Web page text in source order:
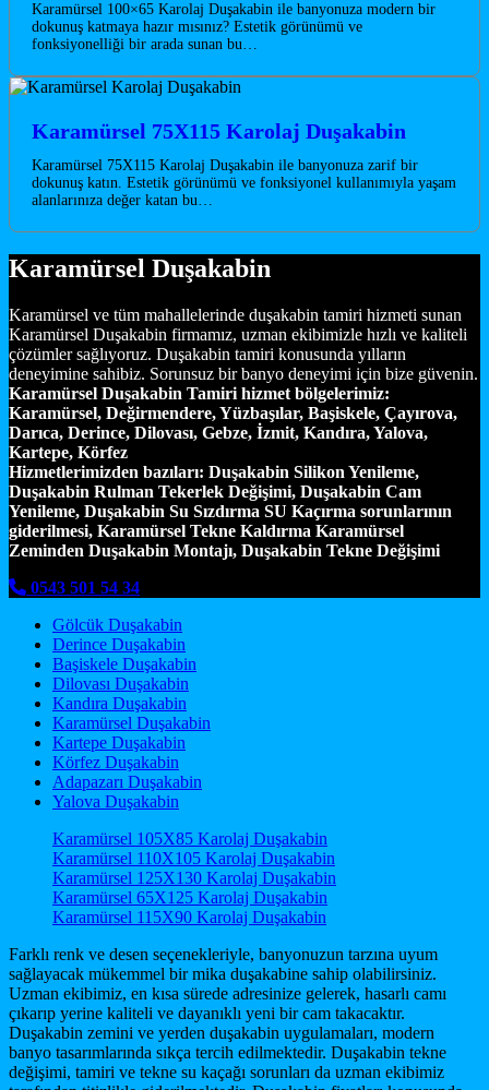
Karamürsel 100×65 Karolaj Duşakabin ile banyonuza modern bir
dokunuş katmaya hazır mısınız? Estetik görünümü ve
fonksiyonelliği bir arada sunan bu…
Karamürsel 75X115 Karolaj Duşakabin
Karamürsel 75X115 Karolaj Duşakabin ile banyonuza zarif bir
dokunuş katın. Estetik görünümü ve fonksiyonel kullanımıyla yaşam
alanlarınıza değer katan bu…
Karamürsel Duşakabin
Karamürsel ve tüm mahallelerinde duşakabin tamiri hizmeti sunan
Karamürsel Duşakabin firmamız, uzman ekibimizle hızlı ve kaliteli
çözümler sağlıyoruz. Duşakabin tamiri konusunda yılların
deneyimine sahibiz. Sorunsuz bir banyo deneyimi için bize güvenin.
Karamürsel Duşakabin Tamiri hizmet bölgelerimiz:
Karamürsel, Değirmendere, Yüzbaşılar, Başiskele, Çayırova,
Darıca, Derince, Dilovası, Gebze, İzmit, Kandıra, Yalova,
Kartepe, Körfez
Hizmetlerimizden bazıları: Duşakabin Silikon Yenileme,
Duşakabin Rulman Tekerlek Değişimi, Duşakabin Cam
Yenileme, Duşakabin Su Sızdırma SU Kaçırma sorunlarının
giderilmesi, Karamürsel Tekne Kaldırma Karamürsel
Zeminden Duşakabin Montajı, Duşakabin Tekne Değişimi
0543 501 54 34
Gölcük Duşakabin
Derince Duşakabin
Başiskele Duşakabin
Dilovası Duşakabin
Kandıra Duşakabin
Karamürsel Duşakabin
Kartepe Duşakabin
Körfez Duşakabin
Adapazarı Duşakabin
Yalova Duşakabin
Karamürsel 105X85 Karolaj Duşakabin
Karamürsel 110X105 Karolaj Duşakabin
Karamürsel 125X130 Karolaj Duşakabin
Karamürsel 65X125 Karolaj Duşakabin
Karamürsel 115X90 Karolaj Duşakabin
Farklı renk ve desen seçenekleriyle, banyonuzun tarzına uyum
sağlayacak mükemmel bir mika duşakabine sahip olabilirsiniz.
Uzman ekibimiz, en kısa sürede adresinize gelerek, hasarlı camı
çıkarıp yerine kaliteli ve dayanıklı yeni bir cam takacaktır.
Duşakabin zemini ve yerden duşakabin uygulamaları, modern
banyo tasarımlarında sıkça tercih edilmektedir. Duşakabin tekne
değişimi, tamiri ve tekne su kaçağı sorunları da uzman ekibimiz